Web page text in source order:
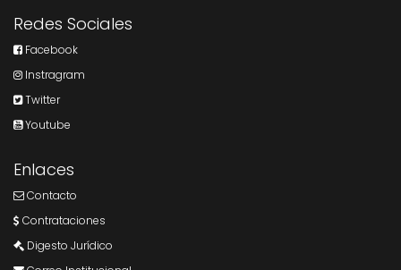
Redes Sociales
Facebook
Instragram
Twitter
Youtube
Enlaces
Contacto
Contrataciones
Digesto Jurídico